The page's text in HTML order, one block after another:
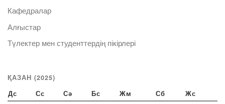
Кафедралар
Алғыстар
Түлектер мен студенттердің пікірлері
ҚАЗАН (2025)
Дс Сс Сә Бс Жм Сб Жс